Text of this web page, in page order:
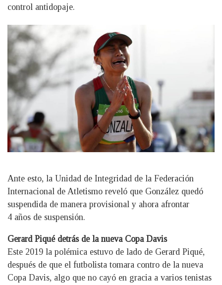
control antidopaje.
Ante esto, la Unidad de Integridad de la Federación
Internacional de Atletismo reveló que González quedó
suspendida de manera provisional y ahora afrontar
4 años de suspensión.
Gerard Piqué detrás de la nueva Copa Davis
Este 2019 la polémica estuvo de lado de Gerard Piqué,
después de que el futbolista tomara contro de la nueva
Copa Davis, algo que no cayó en gracia a varios tenistas